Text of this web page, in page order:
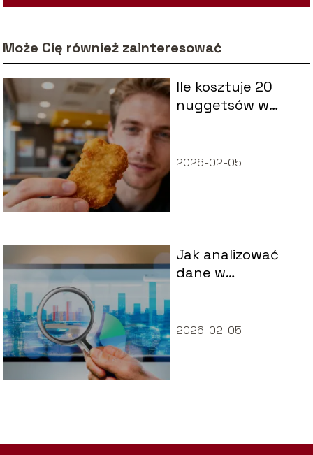
Może Cię również zainteresować
Ile kosztuje 20
nuggetsów w
2026-02-05
Jak analizować
dane w
lepsze decyzje
2026-02-05